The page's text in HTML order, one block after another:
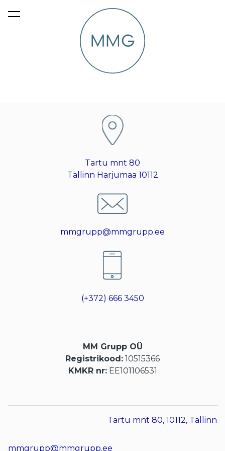
lisati ostukorvi. Vaata ostukorvi
Tartu mnt 80
Tallinn Harjumaa 10112
mmgrupp@mmgrupp.ee
(+372) 666 3450
MM Grupp OÜ
Registrikood: 10515366
KMKR nr:EE101106531
Tartu mnt 80, 10112, Tallinn
mmgrupp@mmgrupp.ee